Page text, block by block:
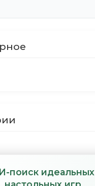
поиск идеальных